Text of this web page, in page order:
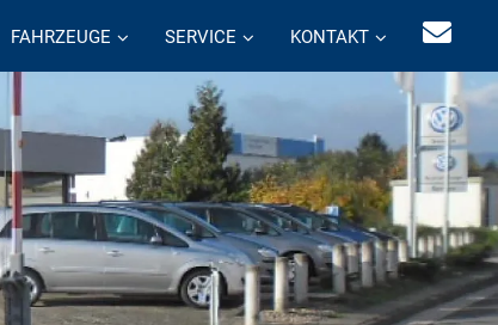
FAHRZEUGE SERVICE KONTAKT